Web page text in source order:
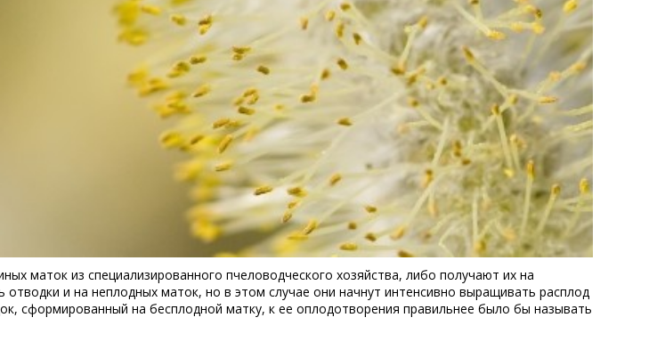
маток из специализированного пчеловодческого хозяйства, либо получают их на
и на неплодных маток, но в этом случае они начнут интенсивно выращивать расплод
сформированный на бесплодной матку, к ее оплодотворения правильнее было бы называть